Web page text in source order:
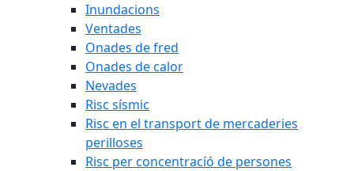
Inundacions
Ventades
Onades de fred
Onades de calor
Nevades
Risc sísmic
Risc en el transport de mercaderies
perilloses
Risc per concentracíó de persones